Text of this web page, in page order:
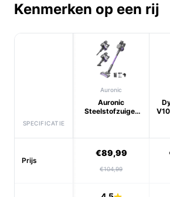
Kenmerken op een rij
SPECIFICATIE
Auronic
Auronic
Steelstofzuiger
Prijs
€89,99
€104,99